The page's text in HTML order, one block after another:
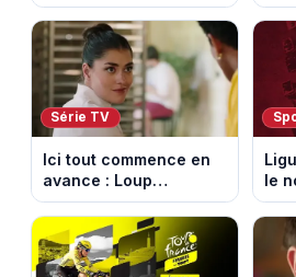
lance une cagnotte
après des difficultés
financières
Série TV
Ici tout commence en
avance : Loup
découvre la trahison
de Bianca. Episode du
10 août 2026 (spoiler)
le